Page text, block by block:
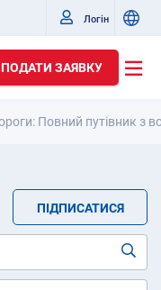
Логін
ПОДАТИ ЗАЯВКУ
Повний путівник з
ПІДПИСАТИСЯ